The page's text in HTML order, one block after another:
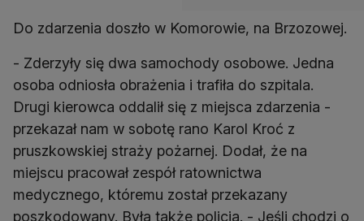
Do zdarzenia doszło w Komorowie, na Brzozowej.
- Zderzyły się dwa samochody osobowe. Jedna
osoba odniosła obrażenia i trafiła do szpitala.
Drugi kierowca oddalił się z miejsca zdarzenia -
przekazał nam w sobotę rano Karol Kroć z
pruszkowskiej straży pożarnej. Dodał, że na
miejscu pracował zespół ratownictwa
medycznego, któremu został przekazany
poszkodowany. Była także policja. - Jeśli chodzi o